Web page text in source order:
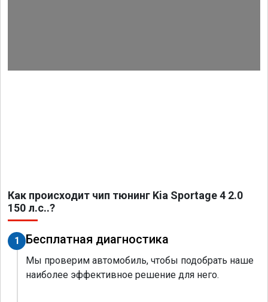
Как происходит чип тюнинг Kia Sportage 4 2.0
150 л.с..?
1 Бесплатная диагностика
Мы проверим автомобиль, чтобы подобрать наше
наиболее эффективное решение для него.